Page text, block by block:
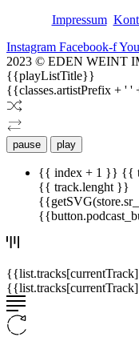
Impressum
Instagram Facebook-f
2023 © EDEN WEINT
{{playListTitle}}
{{classes.artistPrefix + ' '
pause play
{{ index + 1 }} {{
{{ track.lenght }}